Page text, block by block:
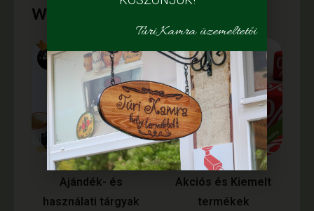
webáruházunkból
Ajándék- és
használati tárgyak
Akciós és Kiemelt
termékek
Túri Kamra üzemeltetői